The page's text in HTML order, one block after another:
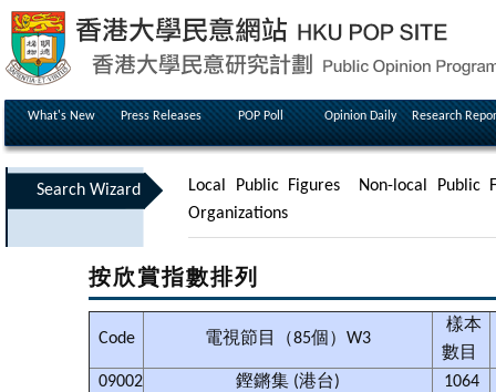
What's New Press Releases POP Poll Opinion Daily Research
Search Wizard Local Public Figures
Non-local Public
Organizations
按欣賞指數排列
Code 電視節目（85個）W3
樣本
數目
09002 鏗鏘集 (港台)
1064